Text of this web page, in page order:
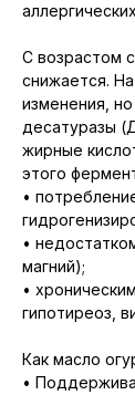
С возрастом
снижается.
изменения,
десатуразы
жирные
этого
•
•
магний);
•
гипотиреоз,
Как масло
•